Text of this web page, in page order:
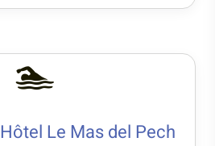
🏊
Hôtel Le Mas del Pech